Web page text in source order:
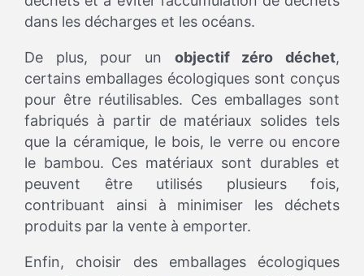
dans les décharges et les océans.
De plus, pour un objectif zéro déchet,
certains emballages écologiques sont conçus
pour être réutilisables. Ces emballages sont
fabriqués à partir de matériaux solides tels
que la céramique, le bois, le verre ou encore
le bambou. Ces matériaux sont durables et
peuvent être utilisés plusieurs fois,
contribuant ainsi à minimiser les déchets
produits par la vente à emporter.
Enfin, choisir des emballages écologiques